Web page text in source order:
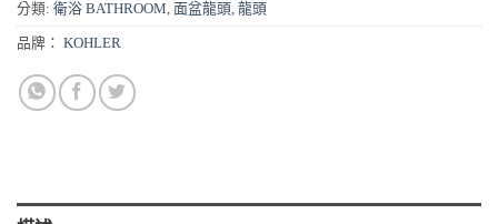
分類: 衛浴 BATHROOM, 面盆龍頭, 龍頭
品牌： KOHLER